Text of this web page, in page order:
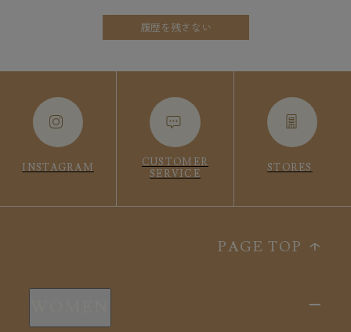
履歴を残さない
INSTAGRAM
CUSTOMER
SERVICE
STORES
PAGE TOP